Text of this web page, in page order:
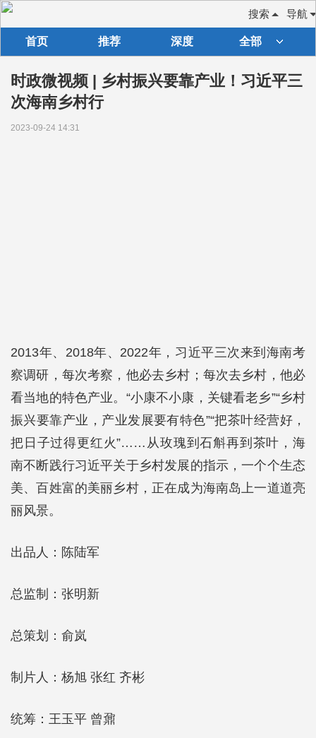
导航
搜索
首页 推荐 深度 全部
时政微视频 | 乡村振兴要靠产业！习近平三
次海南乡村行
2023-09-24 14:31
2013年、2018年、2022年，习近平三次来到海南考
察调研，每次考察，他必去乡村；每次去乡村，他必
看当地的特色产业。“小康不小康，关键看老乡”“乡村
振兴要靠产业，产业发展要有特色”“把茶叶经营好，
把日子过得更红火”……从玫瑰到石斛再到茶叶，海
南不断践行习近平关于乡村发展的指示，一个个生态
美、百姓富的美丽乡村，正在成为海南岛上一道道亮
丽风景。
出品人：陈陆军
总监制：张明新
总策划：俞岚
制片人：杨旭 张红 齐彬
统筹：王玉平 曾鼐